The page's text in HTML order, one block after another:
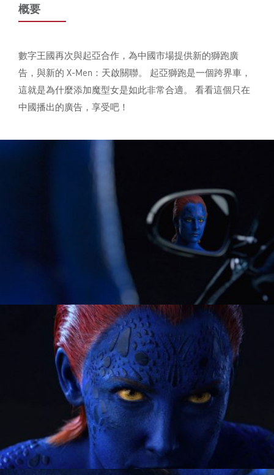
概要
數字王國再次與起亞合作，為中國市場提供新的獅跑廣
告，與新的 X-Men：天啟關聯。 起亞獅跑是一個跨界車，
這就是為什麼添加魔型女是如此非常合適。 看看這個只在
中國播出的廣告，享受吧！